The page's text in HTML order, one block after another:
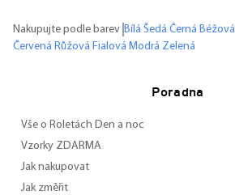
Nakupujte podle barev Bílá Šedá Černá Béžová
Červená Růžová Fialová Modrá Zelená
Poradna
Vše o Roletách Den a noc
Vzorky ZDARMA
Jak nakupovat
Jak změřit